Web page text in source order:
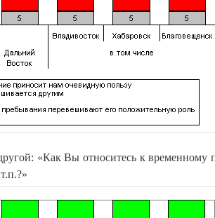
«Как Вы относитесь к временному